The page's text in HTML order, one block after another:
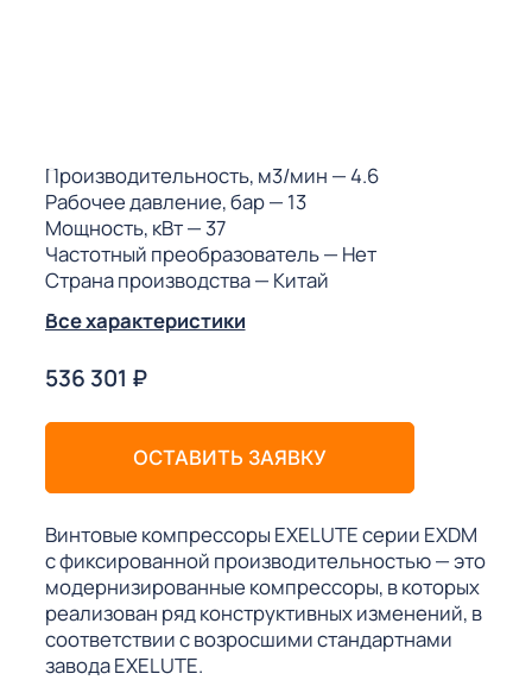
Производительность, м3/мин — 4.6
Рабочее давление, бар— 13
Мощность, кВт— 37
Частотный преобразователь— Нет
Страна производства— Китай
Все характеристики
536 301 ₽
ОСТАВИТЬ ЗАЯВКУ
Винтовые компрессоры EXELUTE серии EXDM
с фиксированной производительностью — это
модернизированные компрессоры, в которых
реализован ряд конструктивных изменений, в
соответствии с возросшими стандартнами
завода EXELUTE.
АИ